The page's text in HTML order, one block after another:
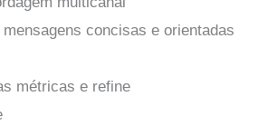
concisas e orientadas
métricas e refine